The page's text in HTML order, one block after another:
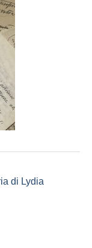
di Lydia